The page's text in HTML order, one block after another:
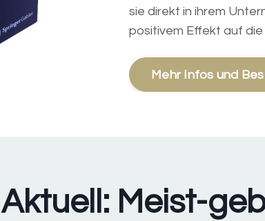
sie direkt in ihrem
positivem Effekt auf
Mehr Infos und
Aktuell: Meist-